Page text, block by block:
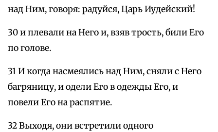
над Ним, говоря: радуйся, Царь Иудейский!
30 и плевали на Него и, взяв трость, били Его
по голове.
31 И когда насмеялись над Ним, сняли с Него
багряницу, и одели Его в одежды Его, и
повели Его на распятие.
32 Выходя, они встретили одного